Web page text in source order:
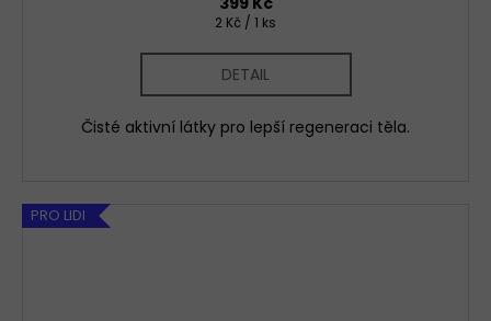
Měrná
2 Kč / 1 ks
DETAIL
Čisté aktivní látky pro lepší regeneraci těla.
PRO LIDI